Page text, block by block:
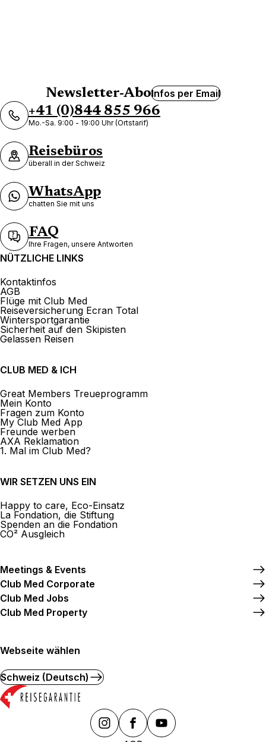
Newsletter-AboInfos per Email
+41 (0)844 855 966
Mo.-Sa. 9:00 - 19:00 Uhr (Ortstarif)
Reisebüros
überall in der Schweiz
WhatsApp
chatten Sie mit uns
FAQ
Ihre Fragen, unsere Antworten
NÜTZLICHE LINKS
Kontaktinfos
AGB
Flüge mit Club Med
Reiseversicherung Ecran Total
Wintersportgarantie
Sicherheit auf den Skipisten
Gelassen Reisen
CLUB MED & ICH
Great Members Treueprogramm
Mein Konto
Fragen zum Konto
My Club Med App
Freunde werben
AXA Reklamation
1. Mal im Club Med?
WIR SETZEN UNS EIN
Happy to care, Eco-Einsatz
La Fondation, die Stiftung
Spenden an die Fondation
CO² Ausgleich
Meetings & Events
Club Med Corporate
Club Med Jobs
Club Med Property
Webseite wählen
Schweiz (Deutsch)